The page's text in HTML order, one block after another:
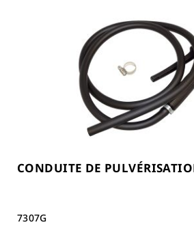
CONDUITE DE
7307G